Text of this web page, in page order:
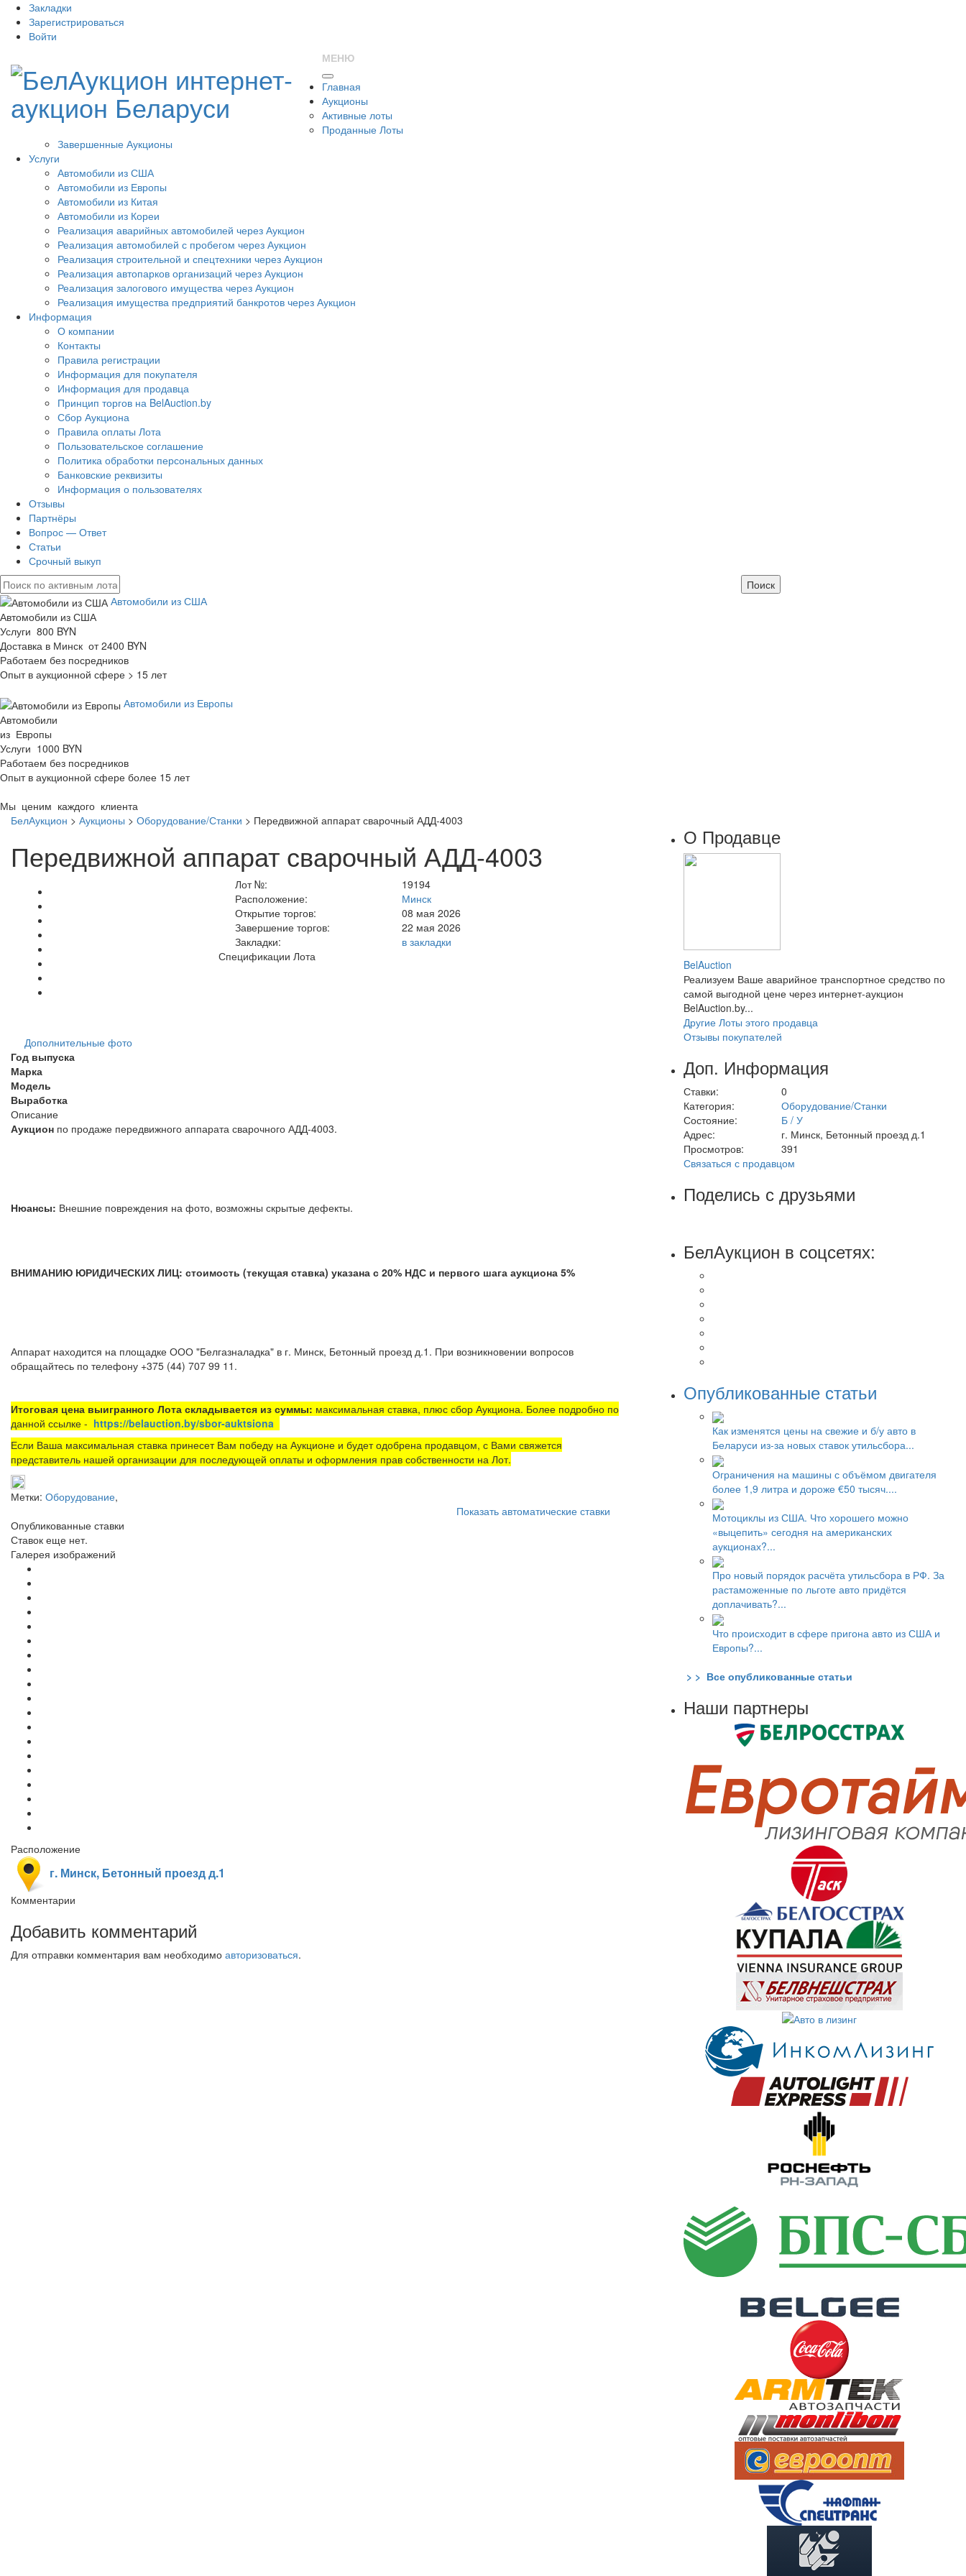
Закладки
Зарегистрироваться
Войти
МЕНЮ
Главная
Аукционы
Активные лоты
Проданные Лоты
Завершенные Аукционы
Услуги
Автомобили из США
Автомобили из Европы
Автомобили из Китая
Автомобили из Кореи
Реализация аварийных автомобилей через Аукцион
Реализация автомобилей с пробегом через Аукцион
Реализация строительной и спецтехники через Аукцион
Реализация автопарков организаций через Аукцион
Реализация залогового имущества через Аукцион
Реализация имущества предприятий банкротов через Аукцион
Информация
О компании
Контакты
Правила регистрации
Информация для покупателя
Информация для продавца
Принцип торгов на BelAuction.by
Сбор Аукциона
Правила оплаты Лота
Пользовательское соглашение
Политика обработки персональных данных
Банковские реквизиты
Информация о пользователях
Отзывы
Партнёры
Вопрос — Ответ
Статьи
Срочный выкуп
Автомобили из США
Автомобили из США
Услуги 800 BYN
Доставка в Минск от 2400 BYN
Работаем без посредников
Опыт в аукционной сфере > 15 лет
Автомобили из Европы
Автомобили
из Европы
Услуги 1000 BYN
Работаем без посредников
Опыт в аукционной сфере более 15 лет
Мы ценим каждого клиента
БелАукцион > Аукционы > Оборудование/Станки > Передвижной аппарат сварочный АДД-4003
Передвижной аппарат сварочный АДД-4003
Дополнительные фото
Лот №:
19194
Расположение:
Минск
Открытие торгов:
08 мая 2026
Завершение торгов:
22 мая 2026
Закладки:
в закладки
Спецификации Лота
Год выпуска
Марка
Модель
Выработка
Описание
Аукцион по продаже передвижного аппарата сварочного АДД-4003.
Нюансы: Внешние повреждения на фото, возможны скрытые дефекты.
ВНИМАНИЮ ЮРИДИЧЕСКИХ ЛИЦ: стоимость (текущая ставка) указана с 20% НДС и первого шага аукциона 5%
Аппарат находится на площадке ООО "Белгазналадка" в г. Минск, Бетонный проезд д.1. При возникновении вопросов
обращайтесь по телефону +375 (44) 707 99 11.
Итоговая цена выигранного Лота складывается из суммы: максимальная ставка, плюс сбор Аукциона. Более подробно по
данной ссылке - https://belauction.by/sbor-auktsiona
Если Ваша максимальная ставка принесет Вам победу на Аукционе и будет одобрена продавцом, с Вами свяжется
представитель нашей организации для последующей оплаты и оформления прав собственности на Лот.
Метки: Оборудование,
Показать автоматические ставки
Опубликованные ставки
Ставок еще нет.
Галерея изображений
Расположение
г. Минск, Бетонный проезд д.1
Комментарии
Добавить комментарий
Для отправки комментария вам необходимо авторизоваться.
О Продавце
BelAuction
Реализуем Ваше аварийное транспортное средство по
самой выгодной цене через интернет-аукцион
BelAuction.by...
Другие Лоты этого продавца
Отзывы покупателей
Доп. Информация
Ставки:
0
Категория:
Оборудование/Станки
Состояние:
Б / У
Адрес:
г. Минск, Бетонный проезд д.1
Просмотров:
391
Связаться с продавцом
Поделись с друзьями
БелАукцион в соцсетях:
Опубликованные статьи
Как изменятся цены на свежие и б/у авто в
Беларуси из-за новых ставок утильсбора...
Ограничения на машины с объёмом двигателя
более 1,9 литра и дороже €50 тысяч....
Мотоциклы из США. Что хорошего можно
«выцепить» сегодня на американских
аукционах?...
Про новый порядок расчёта утильсбора в РФ. За
растаможенные по льготе авто придётся
доплачивать?...
Что происходит в сфере пригона авто из США и
Европы?...
> > Все опубликованные статьи
Наши партнеры